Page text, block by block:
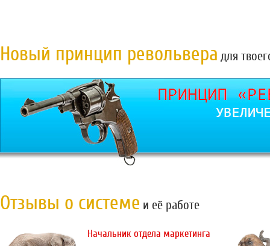
Новый принцип револьвера для
Отзывы о системе и её работе
Начальник отдела маркетинга